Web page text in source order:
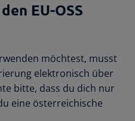
EU-OSS
möchtest, musst
elektronisch über
bitte, dass du dich nur
eine österreichische